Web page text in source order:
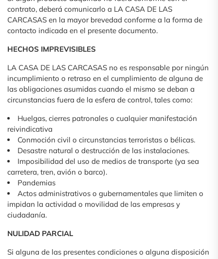
contrato, deberá comunicarlo a LA CASA DE LAS
CARCASAS en la mayor brevedad conforme a la forma de
contacto indicada en el presente documento.
HECHOS IMPREVISIBLES
LA CASA DE LAS CARCASAS no es responsable por ningún
incumplimiento o retraso en el cumplimiento de alguna de
las obligaciones asumidas cuando el mismo se deban a
circunstancias fuera de la esfera de control, tales como:
Huelgas, cierres patronales o cualquier manifestación
reivindicativa
Conmoción civil o circunstancias terroristas o bélicas.
Desastre natural o destrucción de las instalaciones.
Imposibilidad del uso de medios de transporte (ya sea
carretera, tren, avión o barco).
Pandemias
Actos administrativos o gubernamentales que limiten o
impidan la actividad o movilidad de las empresas y
ciudadanía.
NULIDAD PARCIAL
Si alguna de las presentes condiciones o alguna disposición